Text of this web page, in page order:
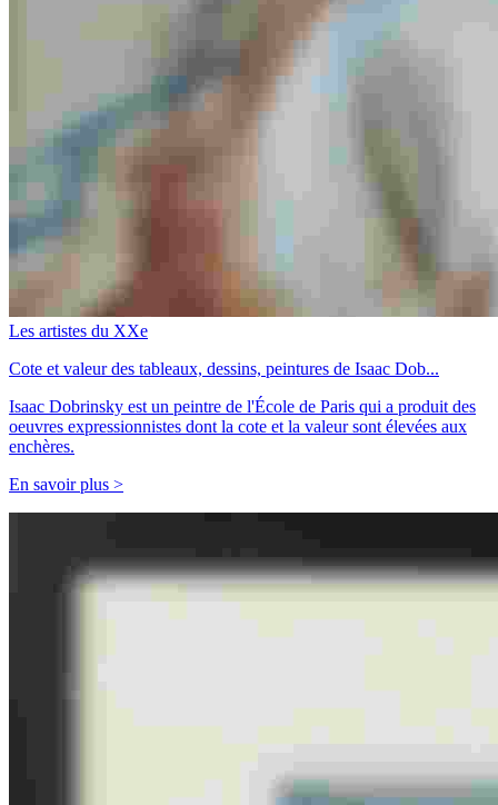
Les artistes du XXe
Cote et valeur des tableaux, dessins, peintures de Isaac Dob...
Isaac Dobrinsky est un peintre de l'École de Paris qui a produit des
oeuvres expressionnistes dont la cote et la valeur sont élevées aux
enchères.
En savoir plus >